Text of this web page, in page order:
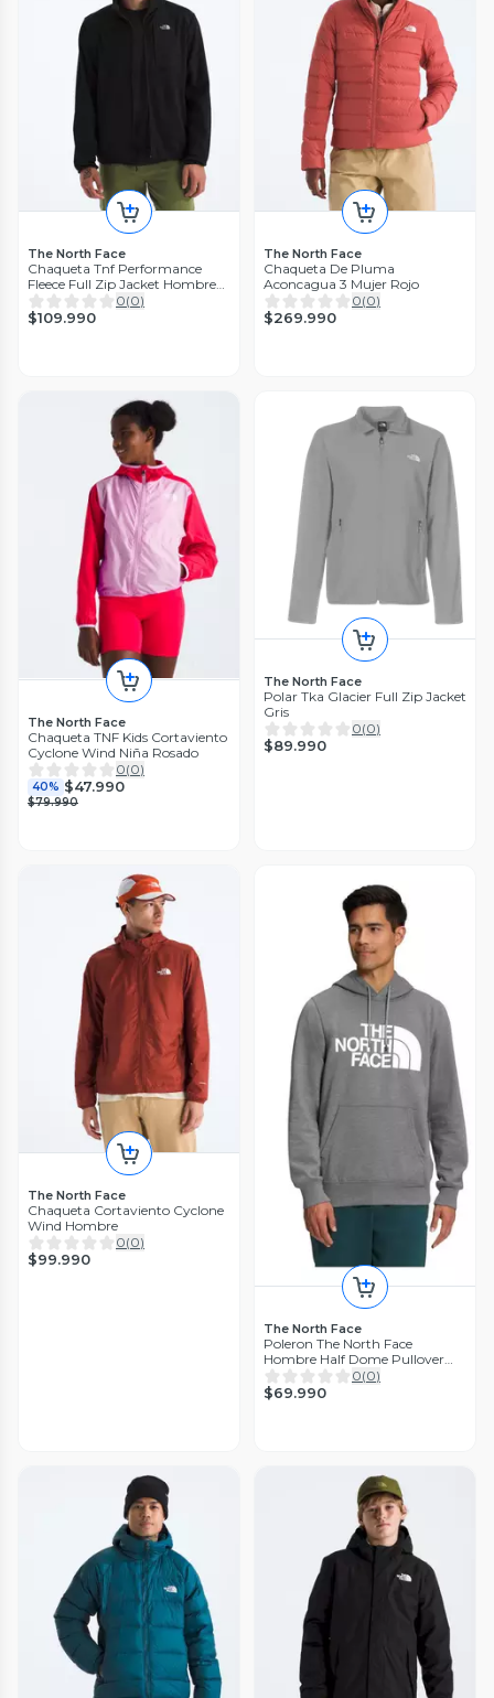
The North Face
Chaqueta Tnf Performance
Fleece Full Zip Jacket Hombre
Negro
0(0)
$109.990
The North Face
Chaqueta De Pluma
Aconcagua 3 Mujer Rojo
0(0)
$269.990
The North Face
Chaqueta TNF Kids Cortaviento
Cyclone Wind Niña Rosado
0(0)
40% $47.990
$79.990
The North Face
Polar Tka Glacier Full Zip Jacket
Gris
0(0)
$89.990
The North Face
Chaqueta Cortaviento Cyclone
Wind Hombre
0(0)
$99.990
The North Face
Poleron The North Face
Hombre Half Dome Pullover
Hoodie Gris
0(0)
$69.990